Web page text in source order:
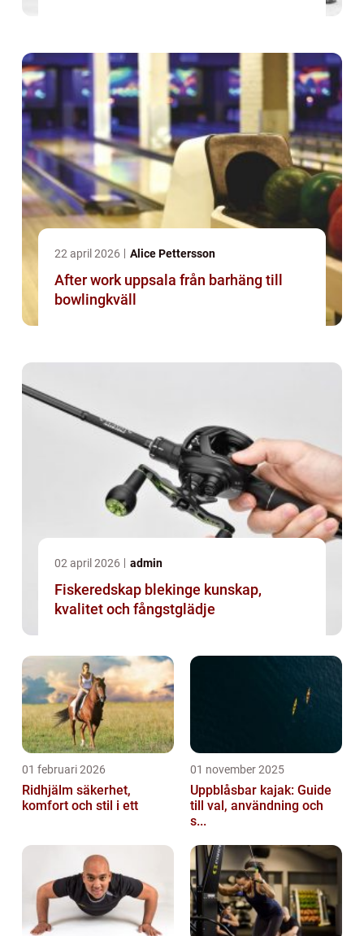
22 april 2026 Alice Pettersson
After work uppsala från barhäng till
bowlingkväll
02 april 2026 admin
Fiskeredskap blekinge kunskap,
kvalitet och fångstglädje
01 februari 2026
Ridhjälm säkerhet,
komfort och stil i ett
01 november 2025
Uppblåsbar kajak: Guide
till val, användning och
s...